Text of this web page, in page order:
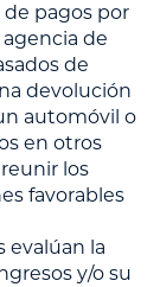
pagos por
de
de
devolución
automóvil o
en otros
los
favorables
evalúan la
y/o su